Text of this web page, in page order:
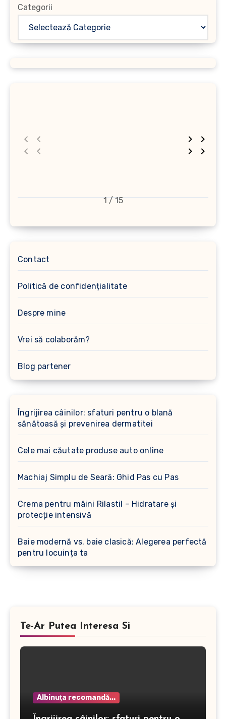
Categorii
1 / 15
Contact
Politică de confidențialitate
Despre mine
Vrei să colaborăm?
Blog partener
Îngrijirea câinilor: sfaturi pentru o blană
sănătoasă și prevenirea dermatitei
Cele mai căutate produse auto online
Machiaj Simplu de Seară: Ghid Pas cu Pas
Crema pentru mâini Rilastil – Hidratare și
protecție intensivă
Baie modernă vs. baie clasică: Alegerea perfectă
pentru locuința ta
Te-Ar Putea Interesa Si
Albinuţa recomandă...